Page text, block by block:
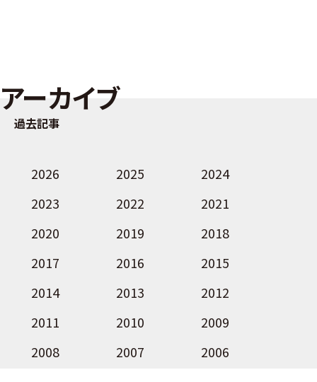
アーカイブ
過去記事
2026 2025
2024
2023
2022
2021
2020
2019
2018
2017
2016
2015
2014
2013
2012
2011
2010
2009
2008
2007 2006